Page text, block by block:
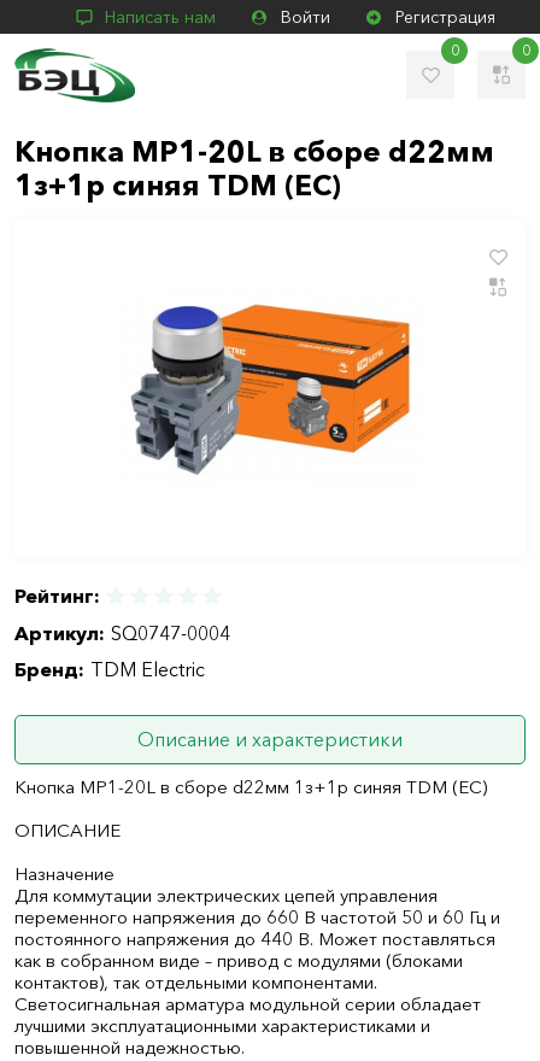
Написать нам Войти Регистрация
0 0
Кнопка MP1-20L в сборе d22мм
1з+1р синяя TDM (ЕС)
Рейтинг:
Артикул: SQ0747-0004
Бренд: TDM Electric
Описание и характеристики
Кнопка MP1-20L в сборе d22мм 1з+1р синяя TDM (ЕС)
ОПИСАНИЕ
Назначение
Для коммутации электрических цепей управления
переменного напряжения до 660 В частотой 50 и 60 Гц и
постоянного напряжения до 440 В. Может поставляться
как в собранном виде – привод с модулями (блоками
контактов), так отдельными компонентами.
Светосигнальная арматура модульной серии обладает
лучшими эксплуатационными характеристиками и
повышенной надежностью.